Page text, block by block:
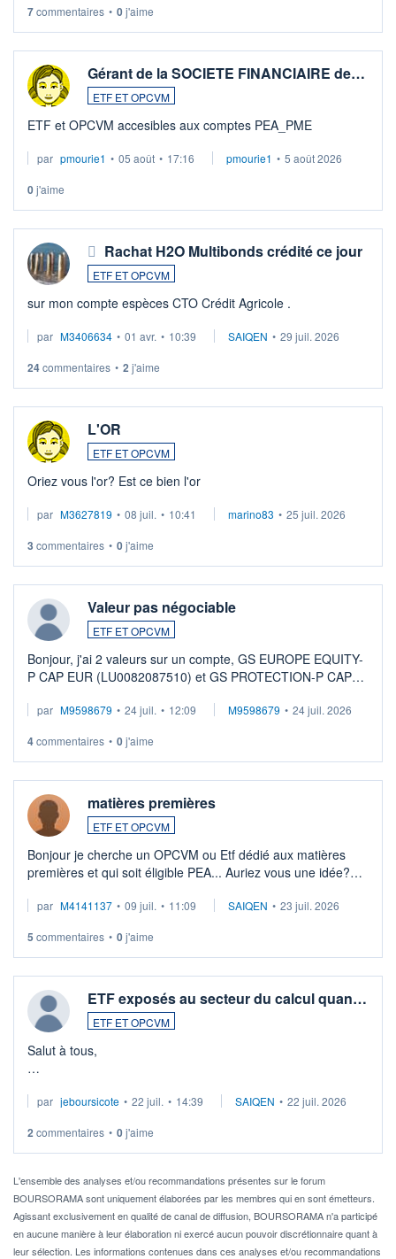
7commentaires • 0j'aime
Gérant de la SOCIETE FINANCIAIRE de…
ETF ET OPCVM
ETF et OPCVM accesibles aux comptes PEA_PME
par pmourie1 • 05 août • 17:16 pmourie1 • 5 août 2026
0j'aime
Rachat H2O Multibonds crédité ce jour
ETF ET OPCVM
sur mon compte espèces CTO Crédit Agricole .
par M3406634 • 01 avr. • 10:39 SAIQEN • 29 juil. 2026
24commentaires • 2 j'aime
L'OR
ETF ET OPCVM
Oriez vous l'or? Est ce bien l'or
par M3627819 • 08 juil. • 10:41 marino83 • 25 juil. 2026
3 commentaires • 0j'aime
Valeur pas négociable
ETF ET OPCVM
Bonjour, j'ai 2 valeurs sur un compte, GS EUROPE EQUITY-
P CAP EUR (LU0082087510) et GS PROTECTION-P CAP
veux procéder à la vente, on me signale ...
par M9598679 • 24 juil. • 12:09 M9598679 • 24 juil. 2026
4commentaires • 0j'aime
matières premières
ETF ET OPCVM
Bonjour je cherche un OPCVM ou Etf dédié aux matières
premières et qui soit éligible PEA... Auriez vous une idée?
par M4141137 • 09 juil. • 11:09 SAIQEN • 23 juil. 2026
5 commentaires • 0j'aime
ETF exposés au secteur du calcul quan…
ETF ET OPCVM
Salut à tous,
via un ETF plutôt que des actions individuelles.
Idéalement, je voudrais qu'il soit éligible au PEA.
Pour l' ...
par jeboursicote • 22 juil. • 14:39 SAIQEN • 22 juil. 2026
2 commentaires • 0j'aime
L'ensemble des analyses et/ou recommandations présentes sur le forum
BOURSORAMA sont uniquement élaborées par les membres qui en sont émetteurs.
Agissant exclusivement en qualité de canal de diffusion, BOURSORAMA n'a participé
en aucune manière à leur élaboration ni exercé aucun pouvoir discrétionnaire quant à
leur sélection. Les informations contenues dans ces analyses et/ou recommandations